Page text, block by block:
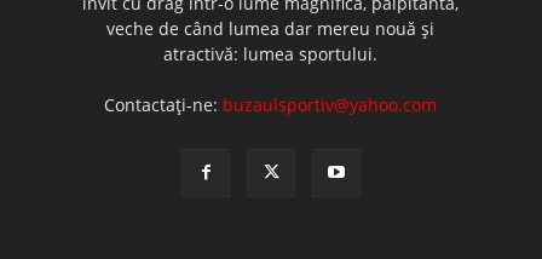
veche de când lumea dar mereu nouă şi
atractivă: lumea sportului.
Contactați-ne: buzaulsportiv@yahoo.com